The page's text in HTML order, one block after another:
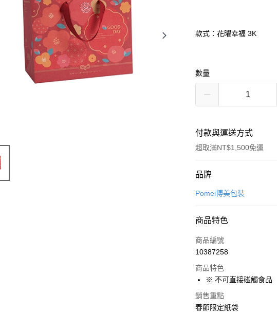
款式：花曜幸福 3K
數量
付款與運送方式
超取滿NT$1,500免運
付款方式
信用卡一次付款
悠遊付
Google Pay
ATM付款
品牌
Pomei博美包裝
商品特色
商品編號
10387258
商品特色
※ 不可直接碰觸食品
銷售重點
春節限定紙袋